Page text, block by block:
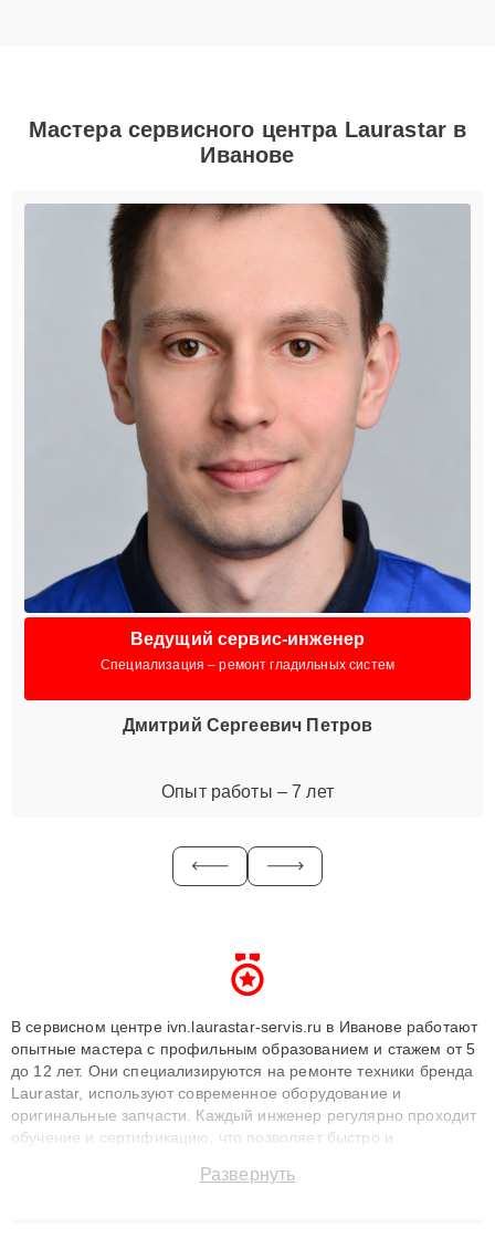
Мастера сервисного центра Laurastar в
Иванове
Ведущий сервис-инженер
Специализация – ремонт гладильных систем
Дмитрий Сергеевич Петров
Опыт работы – 7 лет
В сервисном центре ivn.laurastar-servis.ru в Иванове работают
опытные мастера с профильным образованием и стажем от 5
до 12 лет. Они специализируются на ремонте техники бренда
Laurastar, используют современное оборудование и
оригинальные запчасти. Каждый инженер регулярно проходит
обучение и сертификацию, что позволяет быстро и
сохранением гарантии до 3 лет. Наши мастера решают
Развернуть